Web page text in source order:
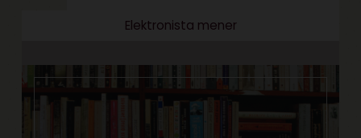
Elektronista mener